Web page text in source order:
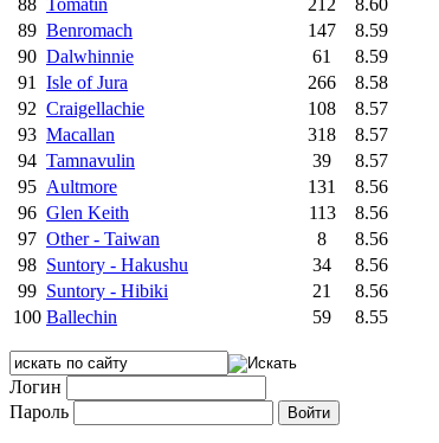
88 Tomatin 212
8.60
89 Benromach 147
8.59
90 Dalwhinnie 61
8.59
91 Isle of Jura 266
8.58
92 Craigellachie 108
8.57
93 Macallan 318
8.57
94 Tamnavulin 39
8.57
95 Aultmore 131
8.56
96 Glen Keith 113
8.56
97 Other - Taiwan 8
8.56
98 Suntory - Hakushu 34
8.56
99 Suntory - Hibiki 21
8.56
100 Ballechin 59 8.55
Логин
Пароль